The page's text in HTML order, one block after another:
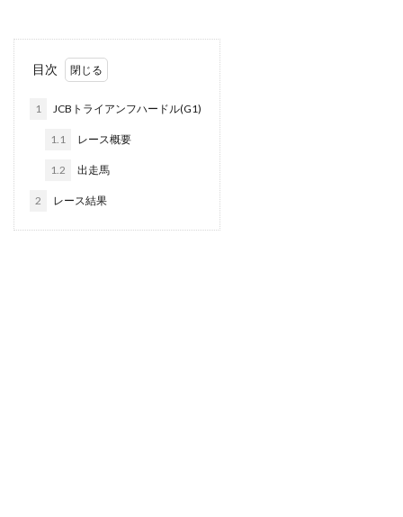
目次
1 JCBトライアンフハードル(G1)
1.1 レース概要
1.2 出走馬
2 レース結果